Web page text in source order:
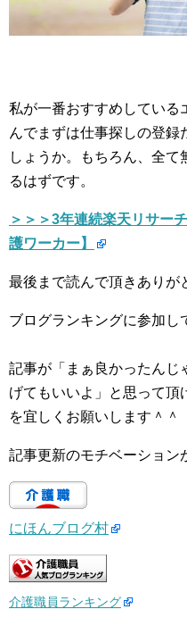
私が一番おすすめしている
んでまずは仕事探しの登
しょうか。もちろん、全
るはずです。
＞＞＞3年連続楽天リサー
護ワーカー】
最後まで読んで頂きありが
ブログランキングに参加し
記事が「まぁ良かったんじ
げてもいいよ」と思って頂
を宜しくお願いします＾＾
記事更新のモチベーション
にほんブログ村
介護職員ランキング